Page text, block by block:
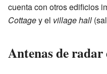
cuenta con otros edificios
Cottagey el village hall
Antenas de radar